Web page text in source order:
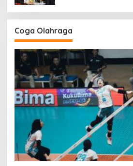
Coga Olahraga